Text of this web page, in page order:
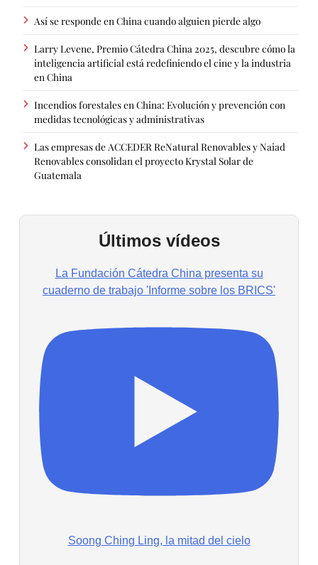
Así se responde en China cuando alguien pierde algo
Larry Levene, Premio Cátedra China 2025, descubre cómo la
inteligencia artificial está redefiniendo el cine y la industria
en China
Incendios forestales en China: Evolución y prevención con
medidas tecnológicas y administrativas
Las empresas de ACCEDER ReNatural Renovables y Naiad
Renovables consolidan el proyecto Krystal Solar de
Guatemala
Últimos vídeos
La Fundación Cátedra China presenta su
cuaderno de trabajo 'Informe sobre los BRICS'
Soong Ching Ling, la mitad del cielo